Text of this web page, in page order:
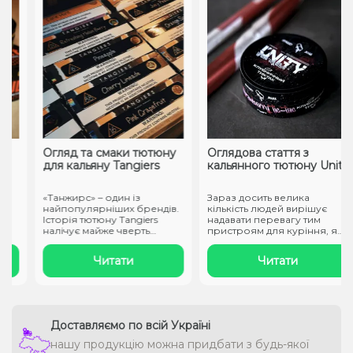
Огляд та смаки тютюну
для кальяну Tangiers
«Танжирс» – один із
найпопулярніших брендів.
Історія тютюну Tangiers
налічує майже чверть
Читати
Оглядова стаття з
кальянного тютюну Unity
Зараз досить велика
кількість людей вирішує
надавати перевагу тим
пристроям для куріння, які
Читати
Доставляємо по всій Україні
нашу продукцію можна придбати з будь-якої